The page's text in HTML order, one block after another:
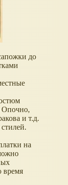
до
Опочно,
и т.д.
на
время